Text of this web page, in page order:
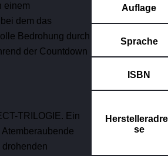
einem
dem das
Bedrohung durch
der Countdown
TRILOGIE. Ein
Auflage
Sprache
ISBN
se